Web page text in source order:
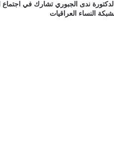
الدكتورة ندى الجبوري تشارك في اجتماع
النساء العراقيات